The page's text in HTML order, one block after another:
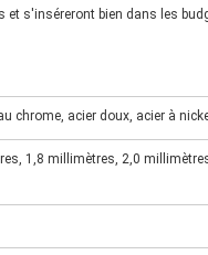
et s'inséreront bien dans les
chrome, acier doux, acier à
1,8 millimètres, 2,0